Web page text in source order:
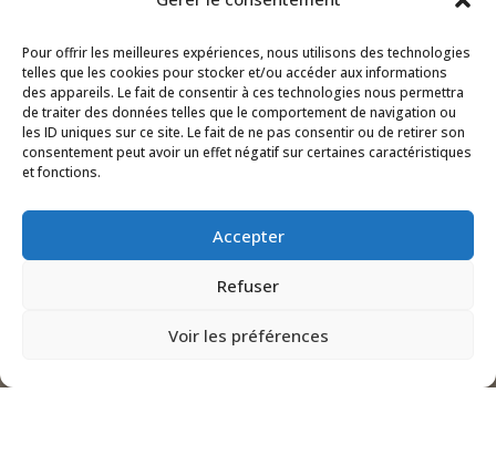
Pour offrir les meilleures expériences, nous utilisons des technologies
telles que les cookies pour stocker et/ou accéder aux informations
des appareils. Le fait de consentir à ces technologies nous permettra
de traiter des données telles que le comportement de navigation ou
les ID uniques sur ce site. Le fait de ne pas consentir ou de retirer son
consentement peut avoir un effet négatif sur certaines caractéristiques
et fonctions.
Accepter
Refuser
Voir les préférences